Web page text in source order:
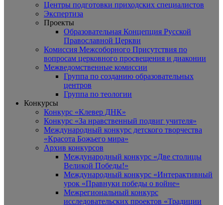
Центры подготовки приходских специалистов
Экспертиза
Проекты
Образовательная Концепция Русской
Православной Церкви
Комиссия Межсоборного Присутствия по
вопросам церковного просвещения и диаконии
Межведомственные комиссии
Группа по созданию образовательных
центров
Группа по теологии
Конкурсы
Конкурс «Клевер ДНК»
Конкурс «За нравственный подвиг учителя»
Международный конкурс детского творчества
«Красота Божьего мира»
Архив конкурсов
Международный конкурс «Две столицы
Великой Победы!»
Международный конкурс «Интерактивный
урок «Правнуки победы о войне»
Межрегиональный конкурс
исследовательских проектов «Традиции